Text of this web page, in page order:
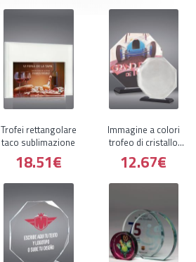
Trofei rettangolare
taco sublimazione
18.51€
Immagine a colori
trofeo di cristallo
ottagonale
12.67€